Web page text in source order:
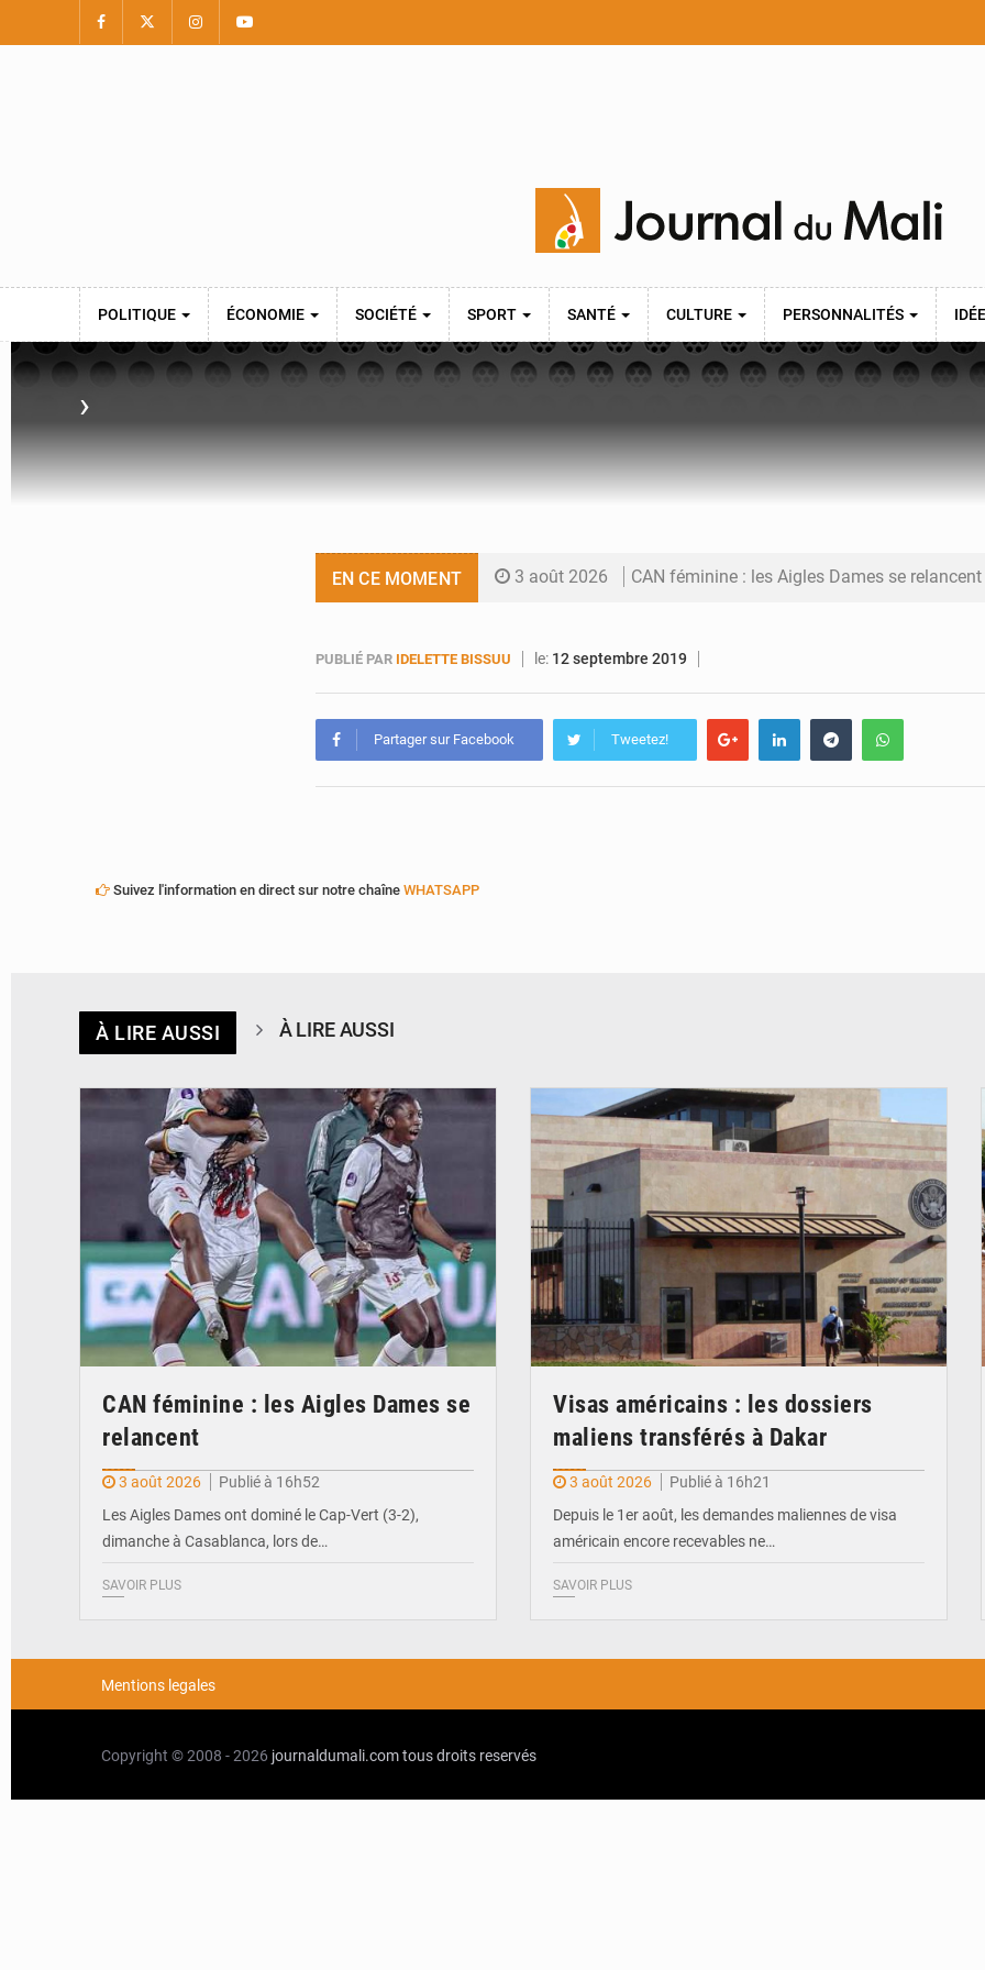
POLITIQUE ÉCONOMIE SOCIÉTÉ SPORT SANTÉ CULTURE PERSONNALITÉS
›
EN CE MOMENT 3 août 2026 CAN féminine : les Aigles Dames se relancent
3 août 2026 Hivernage : l’anticipation des crues à l’épreuve
3 août 2026 Mobilité étudiante : une présence africaine en hausse dans
PUBLIÉ PAR IDELETTE BISSUU le: 12 septembre 2019
Partager sur Facebook Tweetez!
Suivez l'information en direct sur notre chaîne WHATSAPP
À LIRE AUSSI À LIRE AUSSI
© FEMAFOOT
CAN féminine : les Aigles Dames se
relancent
3 août 2026
Publié à 16h52
Les Aigles Dames ont dominé le Cap-Vert (3-2),
dimanche à Casablanca, lors de…
SAVOIR PLUS
Visas américains : les dossiers
maliens transférés à Dakar
3 août 2026
Publié à 16h21
Depuis le 1er août, les demandes maliennes de visa
américain encore recevables ne…
SAVOIR PLUS
Mentions legales
Copyright © 2008 - 2026 journaldumali.comtous droits reservés